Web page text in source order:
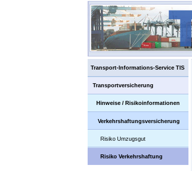
Transport-Informations-Service TIS
Transportversicherung
Hinweise / Risikoinformationen
Verkehrshaftungs­versicherung
Risiko Umzugsgut
Risiko Verkehrshaftung